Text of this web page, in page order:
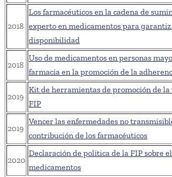
2018
Los farmacéuticos en la cadena de
experto en medicamentos para
disponibilidad
2018
Uso de medicamentos en personas
farmacia en la promoción de la
2019
Kit de herramientas de promoción de la
FIP
2019
Vencer las enfermedades no
contribución de los farmacéuticos
2020
Declaración de política de la FIP sobre
medicamentos